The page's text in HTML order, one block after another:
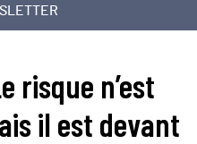
risque n’est
il est devant